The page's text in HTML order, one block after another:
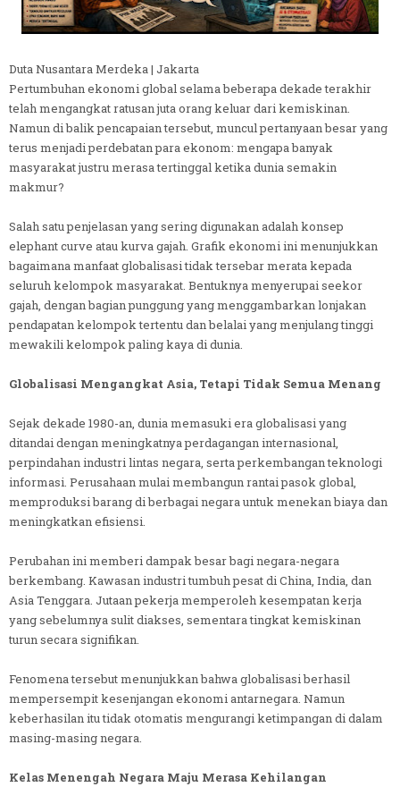
Duta Nusantara Merdeka | Jakarta
Pertumbuhan ekonomi global selama beberapa dekade terakhir
telah mengangkat ratusan juta orang keluar dari kemiskinan.
Namun di balik pencapaian tersebut, muncul pertanyaan besar yang
terus menjadi perdebatan para ekonom: mengapa banyak
masyarakat justru merasa tertinggal ketika dunia semakin
makmur?
Salah satu penjelasan yang sering digunakan adalah konsep
elephant curve atau kurva gajah. Grafik ekonomi ini menunjukkan
bagaimana manfaat globalisasi tidak tersebar merata kepada
seluruh kelompok masyarakat. Bentuknya menyerupai seekor
gajah, dengan bagian punggung yang menggambarkan lonjakan
pendapatan kelompok tertentu dan belalai yang menjulang tinggi
mewakili kelompok paling kaya di dunia.
Globalisasi Mengangkat Asia, Tetapi Tidak Semua Menang
Sejak dekade 1980-an, dunia memasuki era globalisasi yang
ditandai dengan meningkatnya perdagangan internasional,
perpindahan industri lintas negara, serta perkembangan teknologi
informasi. Perusahaan mulai membangun rantai pasok global,
memproduksi barang di berbagai negara untuk menekan biaya dan
meningkatkan efisiensi.
Perubahan ini memberi dampak besar bagi negara-negara
berkembang. Kawasan industri tumbuh pesat di China, India, dan
Asia Tenggara. Jutaan pekerja memperoleh kesempatan kerja
yang sebelumnya sulit diakses, sementara tingkat kemiskinan
turun secara signifikan.
Fenomena tersebut menunjukkan bahwa globalisasi berhasil
mempersempit kesenjangan ekonomi antarnegara. Namun
keberhasilan itu tidak otomatis mengurangi ketimpangan di dalam
masing-masing negara.
Kelas Menengah Negara Maju Merasa Kehilangan